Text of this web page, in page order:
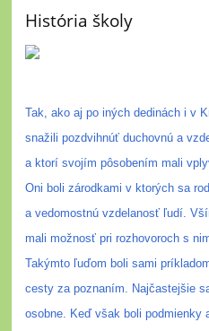
História školy
Tak, ako aj po iných dedinách i v
snažili pozdvihnúť duchovnú a
a ktorí svojím pôsobením mali
Oni boli zárodkami v ktorých sa
a vedomostnú vzdelanosť ľudí.
mali možnosť pri rozhovoroch s
Takýmto ľuďom boli sami
cesty za poznaním. Najčastejšie
osobne. Keď však boli podmienky